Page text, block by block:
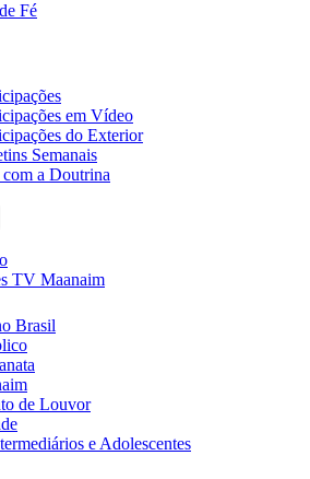
Fé
em Vídeo
do Exterior
Semanais
a Doutrina
TV Maanaim
Brasil
de Louvor
e Adolescentes